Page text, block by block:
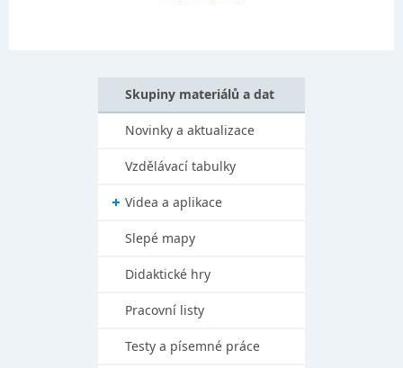
Skupiny materiálů a dat
Novinky a aktualizace
Vzdělávací tabulky
Videa a aplikace
Slepé mapy
Didaktické hry
Pracovní listy
Testy a písemné práce